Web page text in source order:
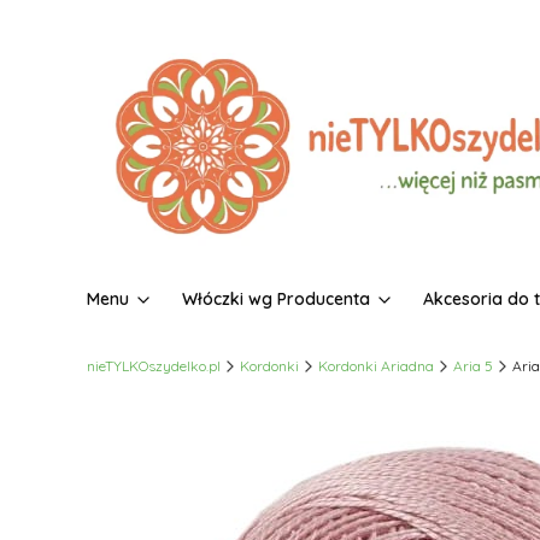
Menu Włóczki wg Producenta Akcesoria do
nieTYLKOszydelko.pl Kordonki Kordonki Ariadna Aria 5